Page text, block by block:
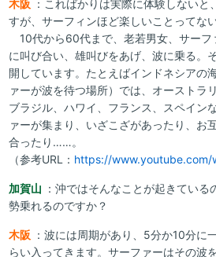
木阪 ：こればかりは実際に体験しない
すが、サーフィンほど楽しいことってな
10代から60代まで、老若男女、サーフ
に叫び合い、雄叫びをあげ、波に乗る。
開しています。たとえばインドネシアの
ァーが波を待つ場所）では、オーストラ
ブラジル、ハワイ、フランス、スペイン
ァーが集まり、いざこざがあったり、お
合ったり……。
（参考URL： https://www.youtube.com/
加賀山 ：沖ではそんなことが起きてい
勢乗れるのですか？
木阪 ：波には周期があり、5分か10分に
らい入ってきます。サーファーはその波